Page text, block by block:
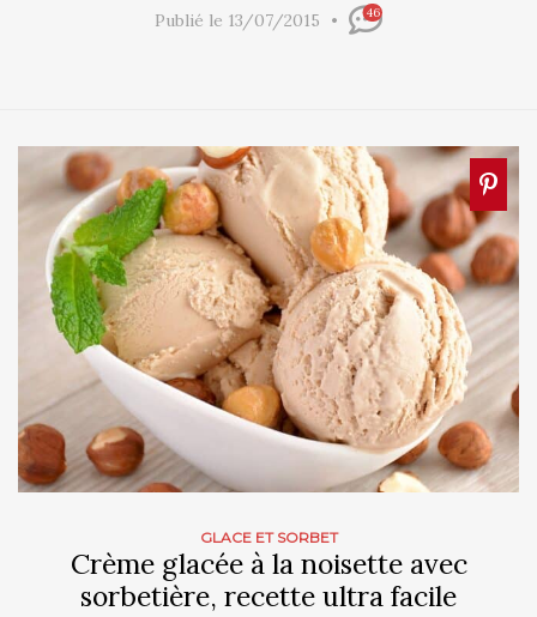
Publié le 13/07/2015 46
GLACE ET SORBET
Crème glacée à la noisette avec
sorbetière, recette ultra facile